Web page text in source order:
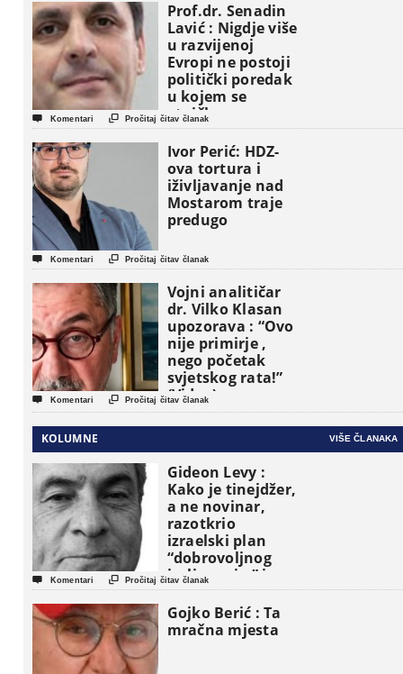
Prof.dr. Senadin
Lavić : Nigdje više
u razvijenoj
Evropi ne postoji
politički poredak
u kojem se
etničke grupe
pojavljuju kao
osnovne
političke jedinice
 Komentari  Pročitaj čitav članak
Ivor Perić: HDZ-
ova tortura i
iživljavanje nad
Mostarom traje
predugo
 Komentari  Pročitaj čitav članak
Vojni analitičar
dr. Vilko Klasan
upozorava : “Ovo
nije primirje ,
nego početak
svjetskog rata!”
(Video)
 Komentari  Pročitaj čitav članak
KOLUMNE VIŠE ČLANAKA
Gideon Levy :
Kako je tinejdžer,
a ne novinar,
razotkrio
izraelski plan
“dobrovoljnog
iseljavanja ” iz
Gaze
 Komentari  Pročitaj čitav članak
Gojko Berić : Ta
mračna mjesta